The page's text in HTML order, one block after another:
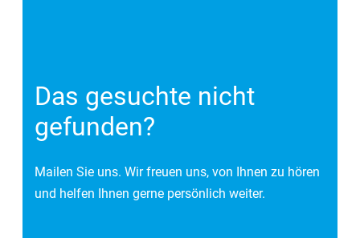
Das gesuchte nicht
gefunden?
Mailen Sie uns. Wir freuen uns, von Ihnen zu hören
und helfen Ihnen gerne persönlich weiter.